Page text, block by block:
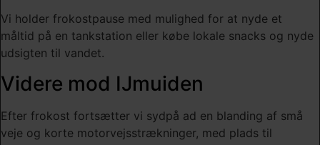
Vi holder frokostpause med mulighed for at nyde et
måltid på en tankstation eller købe lokale snacks og nyde
udsigten til vandet.
Videre mod IJmuiden
Efter frokost fortsætter vi sydpå ad en blanding af små
veje og korte motorvejsstrækninger, med plads til